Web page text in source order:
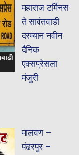
महाराज टर्मिनस
ते सावंतवाडी
दरम्यान नवीन
दैनिक
एक्सप्रेसला
मंजुरी
मालवण –
पंढरपुर –